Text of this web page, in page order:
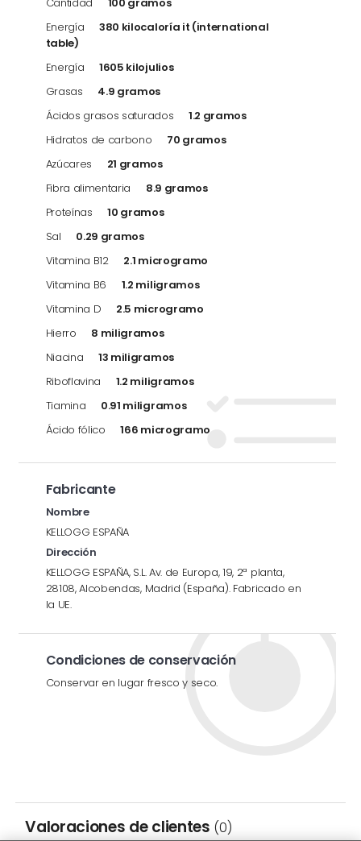
Energía
380 kilocaloría it (international
table)
Energía
1605 kilojulios
Grasas
4.9 gramos
Ácidos grasos saturados
1.2 gramos
Hidratos de carbono
70 gramos
Azúcares
21 gramos
Fibra alimentaria
8.9 gramos
Proteínas
10 gramos
Sal
0.29 gramos
Vitamina B12
2.1 microgramo
Vitamina B6
1.2 miligramos
Vitamina D
2.5 microgramo
Hierro
8 miligramos
Niacina
13 miligramos
Riboflavina
1.2 miligramos
Tiamina
0.91 miligramos
Ácido fólico
166 microgramo
Fabricante
Nombre
KELLOGG ESPAÑA
Dirección
KELLOGG ESPAÑA, S.L. Av. de Europa, 19, 2ª planta,
28108, Alcobendas, Madrid (España). Fabricado en
la UE.
Condiciones de conservación
Conservar en lugar fresco y seco.
Valoraciones de clientes (0)